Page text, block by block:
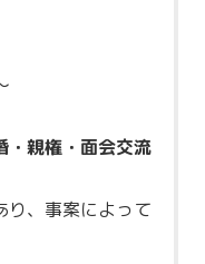
・親権・面会交流
、事案によって